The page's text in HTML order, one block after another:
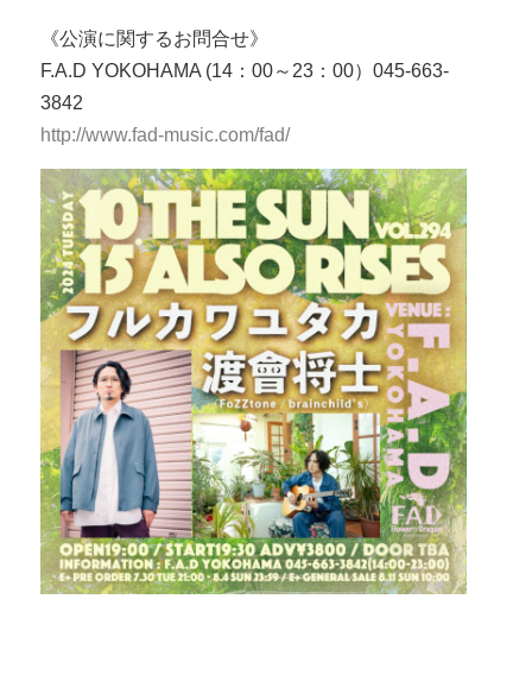
《公演に関するお問合せ》
F.A.D YOKOHAMA (14：00～23：00）045-663-
3842
http://www.fad-music.com/fad/